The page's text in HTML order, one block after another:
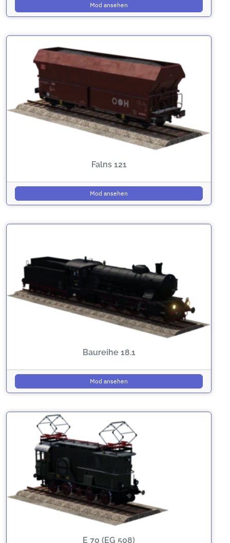
Mod ansehen
Falns 121
Mod ansehen
Baureihe 18.1
Mod ansehen
E 70 (EG 508)